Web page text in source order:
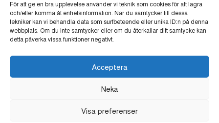
För att ge en bra upplevelse använder vi teknik som cookies för att lagra
och/eller komma åt enhetsinformation. När du samtycker till dessa
tekniker kan vi behandla data som surfbeteende eller unika ID:n på denna
webbplats. Om du inte samtycker eller om du återkallar ditt samtycke kan
detta påverka vissa funktioner negativt.
Acceptera
Neka
Visa preferenser
Huvudarrangör
Uppsala Citysamverkan•Uppsala kommun
ALLT LJUS PÅ UPPSALA
stadskärnan med verk av nationella och internationella